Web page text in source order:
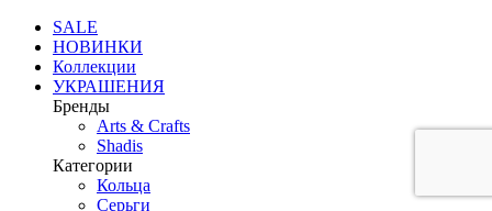
SALE
НОВИНКИ
Коллекции
УКРАШЕНИЯ
Бренды
Аrts & Сrafts
Shadis
Категории
Кольца
Серьги